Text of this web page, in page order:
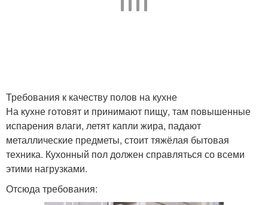
Требования к качеству полов на кухне
На кухне готовят и принимают пищу, там повышенные
испарения влаги, летят капли жира, падают
металлические предметы, стоит тяжёлая бытовая
техника. Кухонный пол должен справляться со всеми
этими нагрузками.
Отсюда требования: